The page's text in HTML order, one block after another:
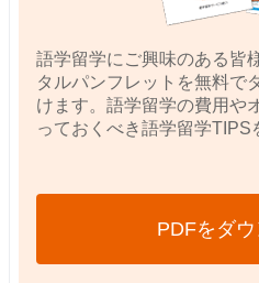
語学留学にご興味のある皆
タルパンフレットを無料で
けます。語学留学の費用や
っておくべき語学留学TIPS
PDFをダ